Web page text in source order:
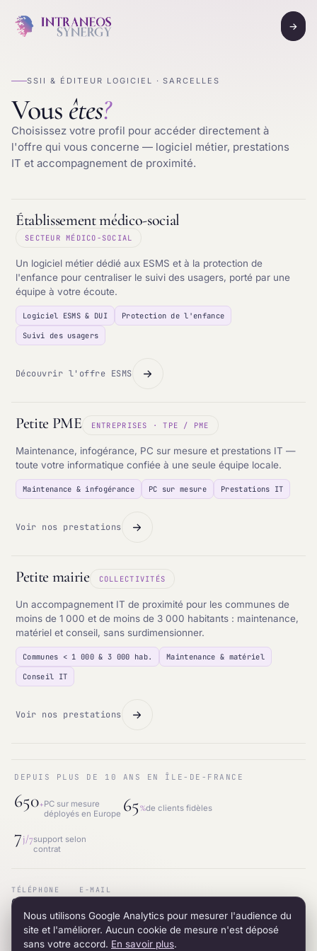
→
SSII & ÉDITEUR LOGICIEL · SARCELLES
Vous êtes?
Choisissez votre profil pour accéder directement à
l'offre qui vous concerne — logiciel métier, prestations
IT et accompagnement de proximité.
Établissement médico-social
SECTEUR MÉDICO-SOCIAL
Un logiciel métier dédié aux ESMS et à la protection de
l'enfance pour centraliser le suivi des usagers, porté par une
équipe à votre écoute.
Logiciel ESMS & DUI
Protection de l'enfance
Suivi des usagers
Découvrir l'offre ESMS
Petite PME ENTREPRISES · TPE / PME
Maintenance, infogérance, PC sur mesure et prestations IT —
toute votre informatique confiée à une seule équipe locale.
Maintenance & infogérance PC sur mesure Prestations IT
Voir nos prestations
Petite mairie COLLECTIVITÉS
Un accompagnement IT de proximité pour les communes de
moins de 1 000 et de moins de 3 000 habitants : maintenance,
matériel et conseil, sans surdimensionner.
Communes < 1 000 & 3 000 hab.
Maintenance & matériel
Conseil IT
Voir nos prestations
DEPUIS PLUS DE 10 ANS EN ÎLE-DE-FRANCE
650+PC sur mesure
déployés en Europe 65%de clients fidèles
7j/7support selon
contrat
TÉLÉPHONE
01.87.53.66.31
E-MAIL
ADRESSE
12 avenue du 8 mai 1945 · 95200 Sarcelles
RÉSEAU
LinkedIn
Nous utilisons Google Analytics pour mesurer l'audience du
site et l'améliorer. Aucun cookie de mesure n'est déposé
sans votre accord. En savoir plus.